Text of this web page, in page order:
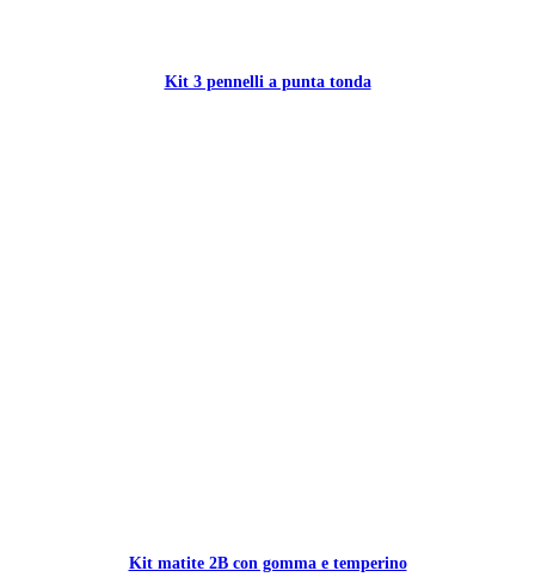
Kit 3 pennelli a punta tonda
Kit matite 2B con gomma e temperino